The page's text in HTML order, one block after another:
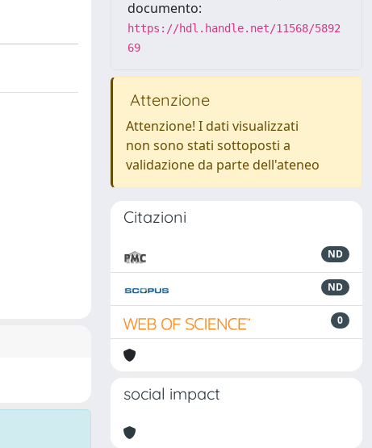
documento:
https://hdl.handle.net/11568/5892
69
Attenzione
Attenzione! I dati visualizzati
non sono stati sottoposti a
validazione da parte dell'ateneo
Citazioni
ND
ND
0
social impact